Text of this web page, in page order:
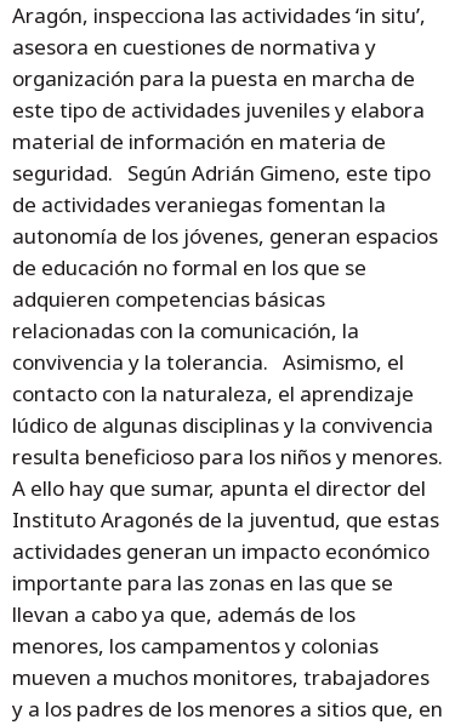
Aragón, inspecciona las actividades ‘in situ’,
asesora en cuestiones de normativa y
organización para la puesta en marcha de
este tipo de actividades juveniles y elabora
material de información en materia de
seguridad. Según Adrián Gimeno, este tipo
de actividades veraniegas fomentan la
autonomía de los jóvenes, generan espacios
de educación no formal en los que se
adquieren competencias básicas
relacionadas con la comunicación, la
convivencia y la tolerancia. Asimismo, el
contacto con la naturaleza, el aprendizaje
lúdico de algunas disciplinas y la convivencia
resulta beneficioso para los niños y menores.
A ello hay que sumar, apunta el director del
Instituto Aragonés de la juventud, que estas
actividades generan un impacto económico
importante para las zonas en las que se
llevan a cabo ya que, además de los
menores, los campamentos y colonias
mueven a muchos monitores, trabajadores
y a los padres de los menores a sitios que, en